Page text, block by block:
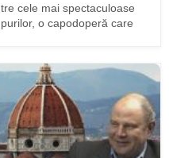
cele mai spectaculoase
o capodoperă care